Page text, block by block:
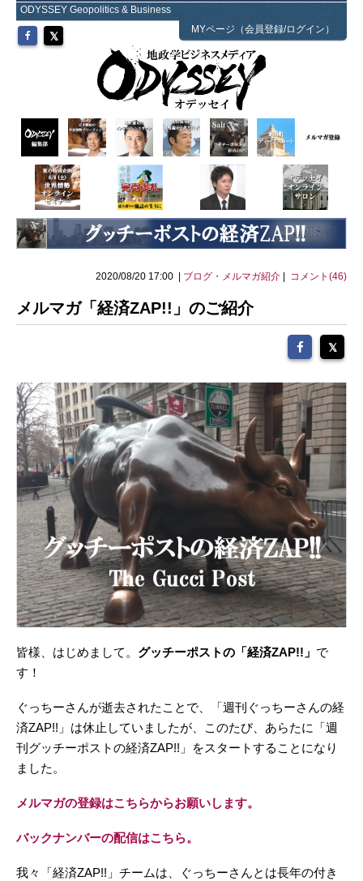
ODYSSEY Geopolitics & Business
MYページ（会員登録/ログイン）
2020/08/20 17:00 | ブログ・メルマガ紹介 コメント(46)
メルマガ「経済ZAP!!」のご紹介
皆様、はじめまして。 グッチーポストの「経済ZAP!!」 で
す！
ぐっちーさんが逝去されたことで、「週刊ぐっちーさんの経
済ZAP!!」は休止していましたが、このたび、あらたに「週
刊グッチーポストの経済ZAP!!」をスタートすることになり
ました。
メルマガの登録はこちらからお願いします。
バックナンバーの配信はこちら。
我々「経済ZAP!!」チームは、ぐっちーさんとは長年の付き